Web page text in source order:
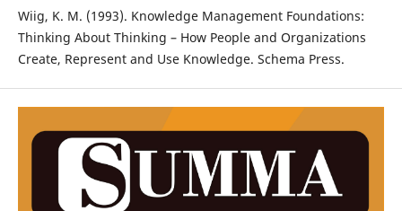
Wiig, K. M. (1993). Knowledge Management Foundations:
Thinking About Thinking – How People and Organizations
Create, Represent and Use Knowledge. Schema Press.